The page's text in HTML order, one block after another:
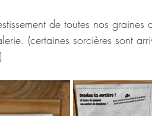
de toutes nos
(certaines sorcières sont